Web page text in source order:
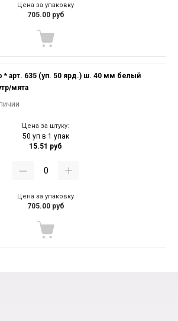
Цена за упаковку
705.00 руб
* арт. 635 (уп. 50 ярд.) ш. 40 мм белый
мята
Цена за штуку:
50 уп в 1 упак
15.51 руб
Цена за упаковку
705.00 руб